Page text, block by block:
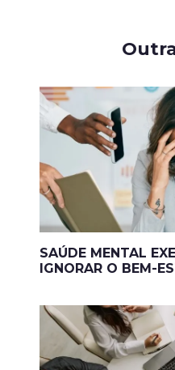
SAÚDE MENTAL
IGNORAR O BEM-